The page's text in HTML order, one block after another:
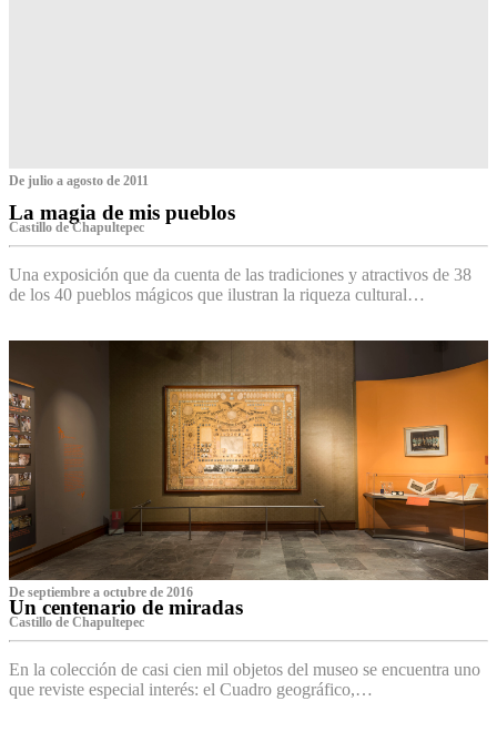
De julio a agosto de 2011
La magia de mis pueblos
Castillo de Chapultepec
Una exposición que da cuenta de las tradiciones y atractivos de 38
de los 40 pueblos mágicos que ilustran la riqueza cultural…
De septiembre a octubre de 2016
Un centenario de miradas
Castillo de Chapultepec
En la colección de casi cien mil objetos del museo se encuentra uno
que reviste especial interés: el Cuadro geográfico,…